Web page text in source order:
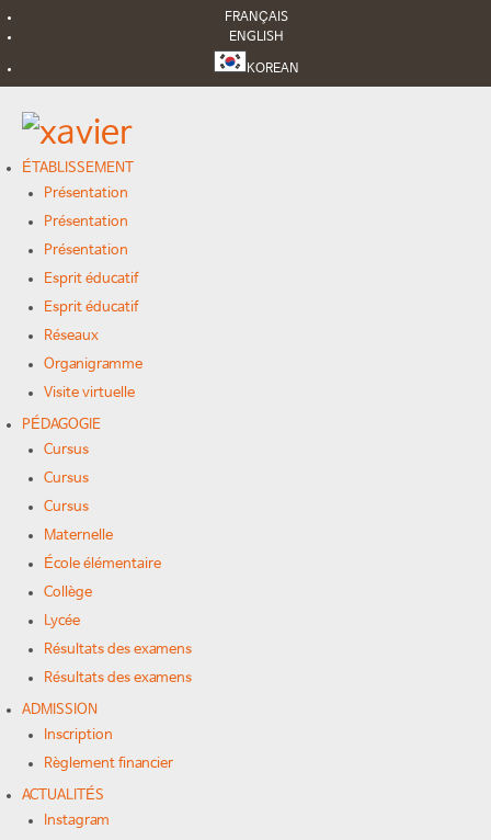
FRANÇAIS
ENGLISH
KOREAN
ÉTABLISSEMENT
Présentation
Présentation
Présentation
Esprit éducatif
Esprit éducatif
Réseaux
Organigramme
Visite virtuelle
PÉDAGOGIE
Cursus
Cursus
Cursus
Maternelle
École élémentaire
Collège
Lycée
Résultats des examens
Résultats des examens
ADMISSION
Inscription
Règlement financier
ACTUALITÉS
Instagram